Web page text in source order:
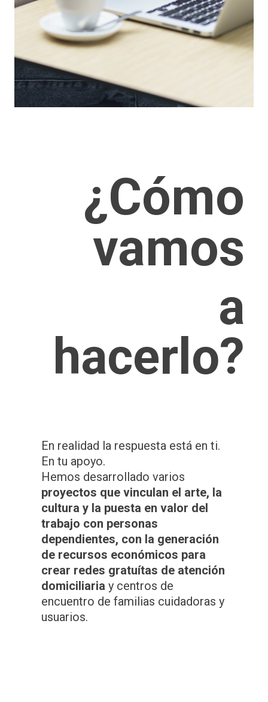
¿Cómo
vamos
a
hacerlo?
En realidad la respuesta está en ti.
En tu apoyo.
Hemos desarrollado varios
proyectos que vinculan el arte, la
cultura y la puesta en valor del
trabajo con personas
dependientes, con la generación
de recursos económicos para
crear redes gratuítas de atención
domiciliaria y centros de
encuentro de familias cuidadoras y
usuarios.